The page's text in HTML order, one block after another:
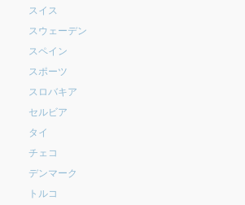
スイス
スウェーデン
スペイン
スポーツ
スロバキア
セルビア
タイ
チェコ
デンマーク
トルコ